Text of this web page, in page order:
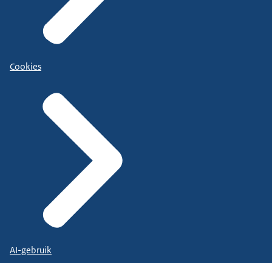
Cookies
AI-gebruik